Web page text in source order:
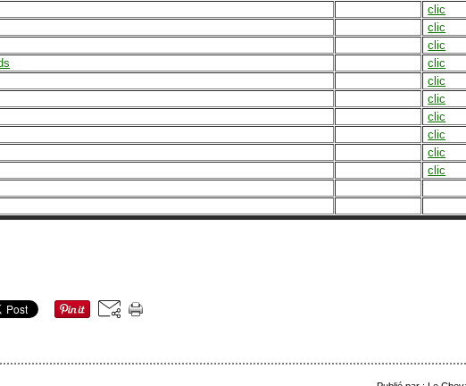
clic
clic
clic
clic
clic
clic
clic
clic
clic
clic